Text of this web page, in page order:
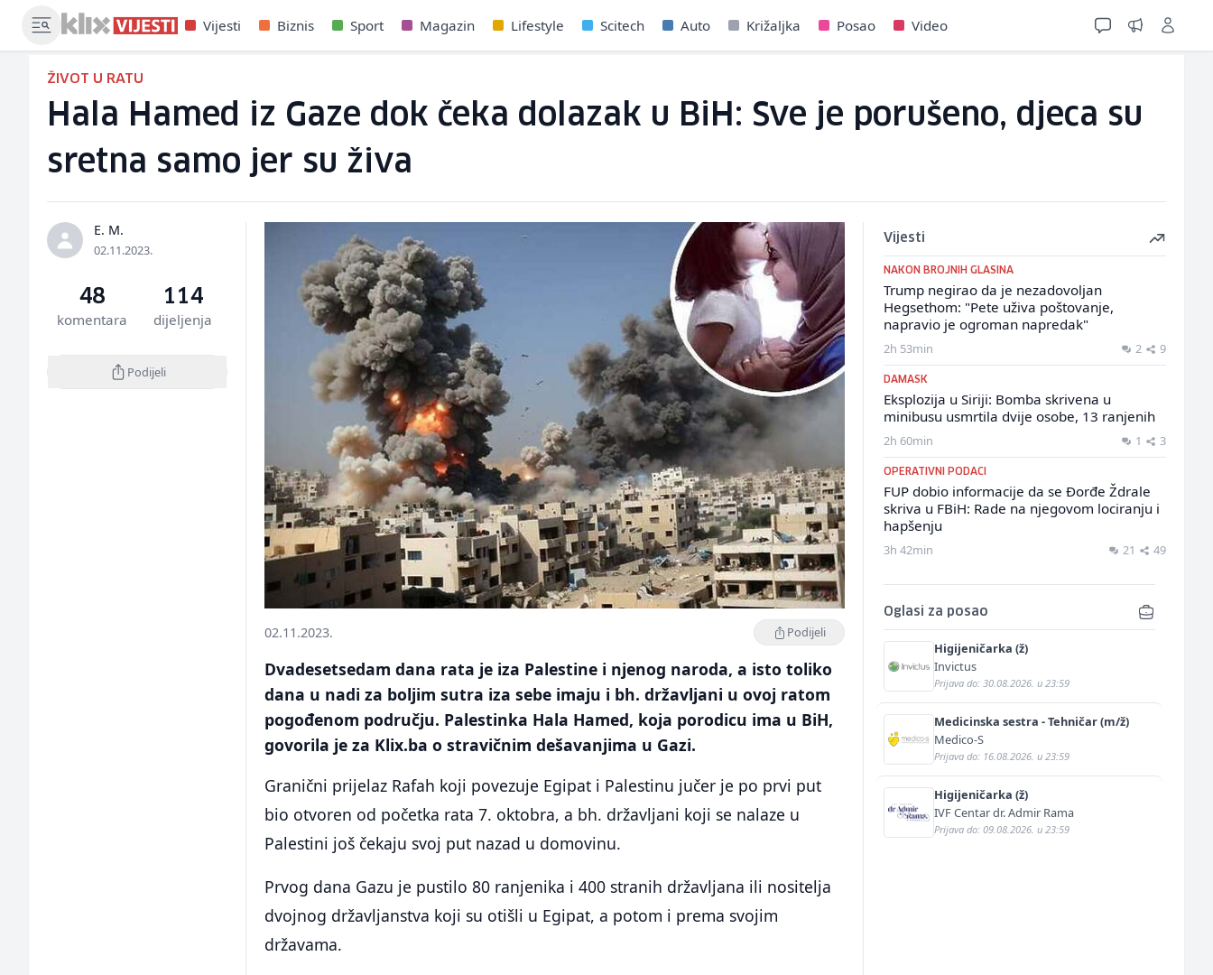
Vijesti Biznis Sport Magazin Lifestyle Scitech Auto Križaljka Posao Video
ŽIVOT U RATU
Hala Hamed iz Gaze dok čeka dolazak u BiH: Sve je porušeno, djeca su
sretna samo jer su živa
E. M.
02.11.2023.
48
komentara
114
dijeljenja
Podijeli
02.11.2023. Podijeli
Dvadesetsedam dana rata je iza Palestine i njenog naroda, a isto toliko
dana u nadi za boljim sutra iza sebe imaju i bh. državljani u ovoj ratom
pogođenom području. Palestinka Hala Hamed, koja porodicu ima u BiH,
govorila je za Klix.ba o stravičnim dešavanjima u Gazi.
Granični prijelaz Rafah koji povezuje Egipat i Palestinu jučer je po prvi put
bio otvoren od početka rata 7. oktobra, a bh. državljani koji se nalaze u
Palestini još čekaju svoj put nazad u domovinu.
Prvog dana Gazu je pustilo 80 ranjenika i 400 stranih državljana ili nositelja
dvojnog državljanstva koji su otišli u Egipat, a potom i prema svojim
državama.
Vijesti
NAKON BROJNIH GLASINA
Trump negirao da je nezadovoljan
Hegsethom: "Pete uživa poštovanje,
napravio je ogroman napredak"
2h 53min 2 9
DAMASK
Eksplozija u Siriji: Bomba skrivena u
minibusu usmrtila dvije osobe, 13 ranjenih
2h 60min 1 3
OPERATIVNI PODACI
FUP dobio informacije da se Đorđe Ždrale
skriva u FBiH: Rade na njegovom lociranju i
hapšenju
3h 42min 21 49
Oglasi za posao
Higijeničarka (ž)
Invictus
Prijava do: 30.08.2026. u 23:59
Medicinska sestra - Tehničar (m/ž)
Medico-S
Prijava do: 16.08.2026. u 23:59
Higijeničarka (ž)
IVF Centar dr. Admir Rama
Prijava do: 09.08.2026. u 23:59